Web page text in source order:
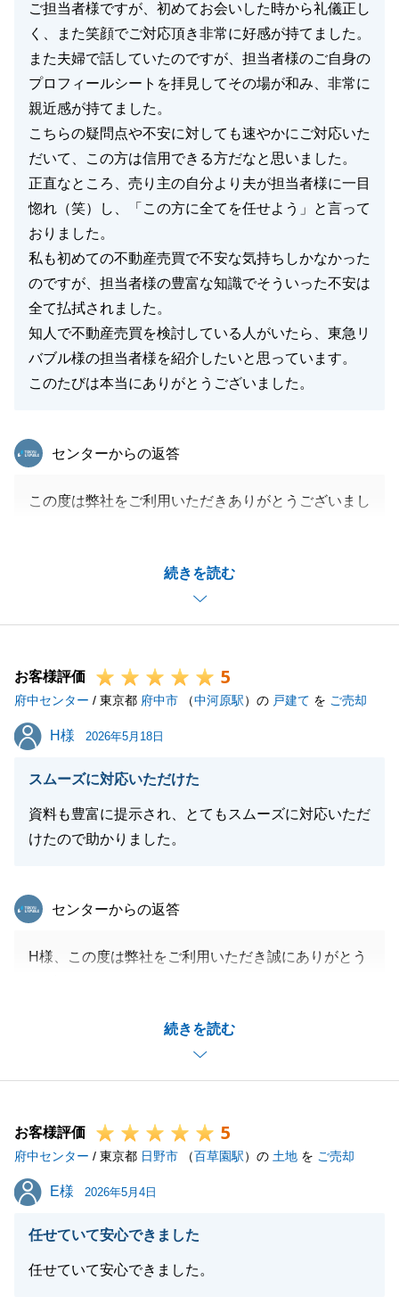
ご担当者様ですが、初めてお会いした時から礼儀正し
く、また笑顔でご対応頂き非常に好感が持てました。
また夫婦で話していたのですが、担当者様のご自身の
プロフィールシートを拝見してその場が和み、非常に
親近感が持てました。
こちらの疑問点や不安に対しても速やかにご対応いた
だいて、この方は信用できる方だなと思いました。
正直なところ、売り主の自分より夫が担当者様に一目
惚れ（笑）し、「この方に全てを任せよう」と言って
おりました。
私も初めての不動産売買で不安な気持ちしかなかった
のですが、担当者様の豊富な知識でそういった不安は
全て払拭されました。
知人で不動産売買を検討している人がいたら、東急リ
バブル様の担当者様を紹介したいと思っています。
このたびは本当にありがとうございました。
続きを読む
東急リバブル
センターからの返答
この度は弊社をご利用いただきありがとうございまし
不動産売買は額が大きく不安はつきものかと存じま
す。
ことが仲介会社が存在する意義だと考えております。
微力ながらお力になれましたこと、大変嬉しく思いま
す。
この度はありがとうございました。
お客様評価 5
府中センター / 東京都 府中市 （中河原駅）の 戸建て を ご売却
H様
H様 2026年5月18日
スムーズに対応いただけた
資料も豊富に提示され、とてもスムーズに対応いただ
けたので助かりました。
続きを読む
東急リバブル
センターからの返答
H様、この度は弊社をご利用いただき誠にありがとう
ってしまいましたが、無事にお引渡しができ大変嬉し
今後、ご自身や周りの方で不動産にお困りの方がいら
ます。
引き続き、よろしくお願いいたします。
閉じる
お客様評価 5
府中センター / 東京都 日野市 （百草園駅）の 土地 を ご売却
E様
E様 2026年5月4日
任せていて安心できました
任せていて安心できました。